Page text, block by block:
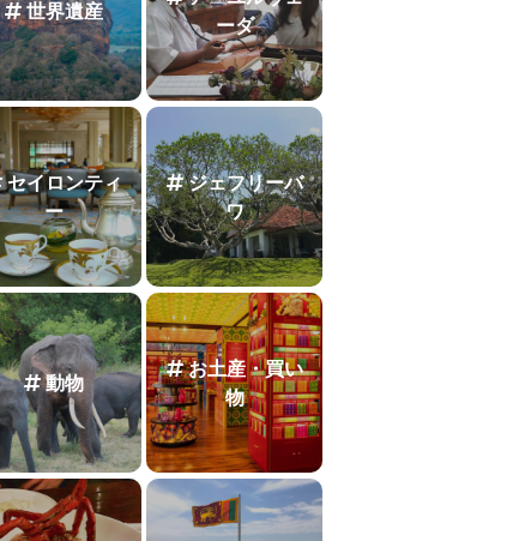
世界遺産
ーダ
セイロンティ
ー
ジェフリーバ
ワ
動物
お土産・買い
物